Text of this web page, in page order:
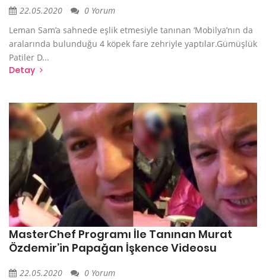
22.05.2020
0 Yorum
Leman Sam’a sahnede eşlik etmesiyle tanınan ‘Mobilya’nın da
aralarında bulunduğu 4 köpek fare zehriyle yaptılar.Gümüşlük
Patiler D...
Detay
MasterChef Programı İle Tanınan Murat
Özdemir’in Papağan İşkence Videosu
22.05.2020
0 Yorum